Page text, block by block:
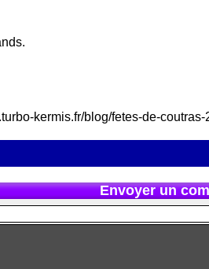
kermis.fr/blog/fetes-de-coutras-
Envoyer un